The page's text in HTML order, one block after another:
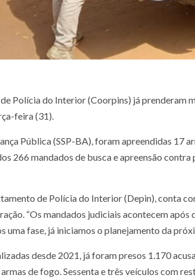
Polícia do Interior (Coorpins) já prenderam
feira (31).
Pública (SSP-BA), foram apreendidas
266 mandados de busca e apreensão
de Polícia do Interior (Depin), conta
“Os mandados judiciais acontecem
fase, já iniciamos o planejamento da
desde 2021, já foram presos 1.170
de fogo. Sessenta e três veículos com